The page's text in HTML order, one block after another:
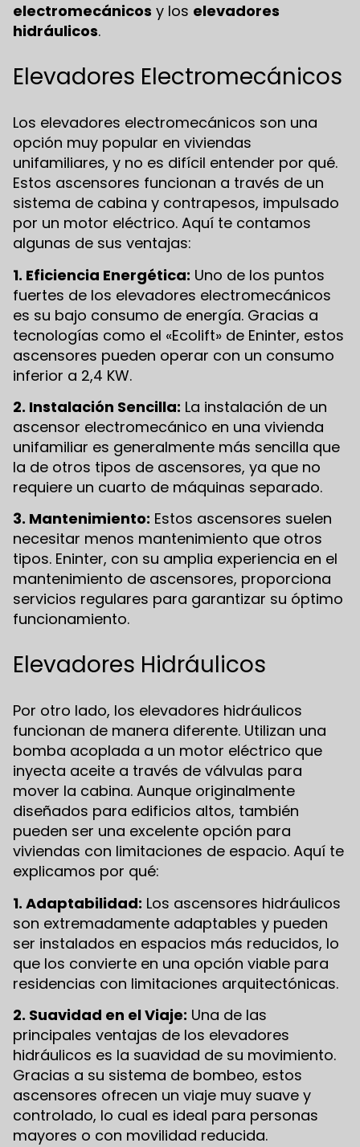
electromecánicos y los elevadores
hidráulicos.
Elevadores Electromecánicos
Los elevadores electromecánicos son una
opción muy popular en viviendas
unifamiliares, y no es difícil entender por qué.
Estos ascensores funcionan a través de un
sistema de cabina y contrapesos, impulsado
por un motor eléctrico. Aquí te contamos
algunas de sus ventajas:
1. Eficiencia Energética: Uno de los puntos
fuertes de los elevadores electromecánicos
es su bajo consumo de energía. Gracias a
tecnologías como el «Ecolift» de Eninter, estos
ascensores pueden operar con un consumo
inferior a 2,4 KW.
2. Instalación Sencilla: La instalación de un
ascensor electromecánico en una vivienda
unifamiliar es generalmente más sencilla que
la de otros tipos de ascensores, ya que no
requiere un cuarto de máquinas separado.
3. Mantenimiento: Estos ascensores suelen
necesitar menos mantenimiento que otros
tipos. Eninter, con su amplia experiencia en el
mantenimiento de ascensores, proporciona
servicios regulares para garantizar su óptimo
funcionamiento.
Elevadores Hidráulicos
Por otro lado, los elevadores hidráulicos
funcionan de manera diferente. Utilizan una
bomba acoplada a un motor eléctrico que
inyecta aceite a través de válvulas para
mover la cabina. Aunque originalmente
diseñados para edificios altos, también
pueden ser una excelente opción para
viviendas con limitaciones de espacio. Aquí te
explicamos por qué:
1. Adaptabilidad: Los ascensores hidráulicos
son extremadamente adaptables y pueden
ser instalados en espacios más reducidos, lo
que los convierte en una opción viable para
residencias con limitaciones arquitectónicas.
2. Suavidad en el Viaje: Una de las
principales ventajas de los elevadores
hidráulicos es la suavidad de su movimiento.
Gracias a su sistema de bombeo, estos
ascensores ofrecen un viaje muy suave y
controlado, lo cual es ideal para personas
mayores o con movilidad reducida.